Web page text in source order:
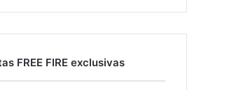
FREE FIRE exclusivas